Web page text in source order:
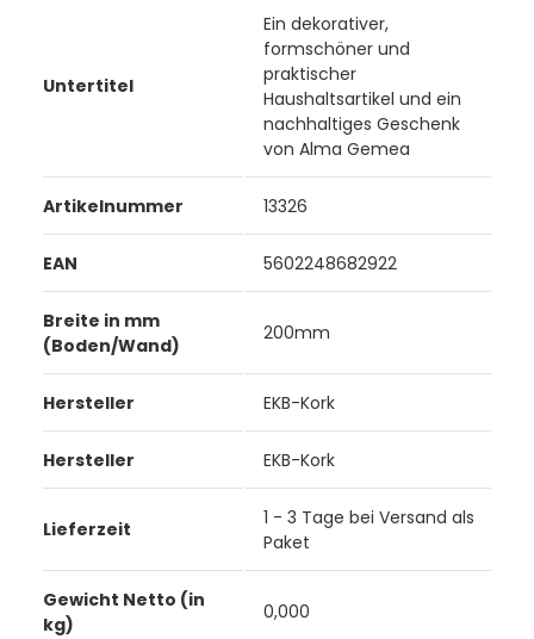
Untertitel
Ein dekorativer,
formschöner und
praktischer
Haushaltsartikel und ein
nachhaltiges Geschenk
von Alma Gemea
Artikelnummer 13326
EAN 5602248682922
Breite in mm
(Boden/Wand)
200mm
Hersteller EKB-Kork
Hersteller EKB-Kork
Lieferzeit
1 - 3 Tage bei Versand als
Paket
Gewicht Netto (in
kg)
0,000